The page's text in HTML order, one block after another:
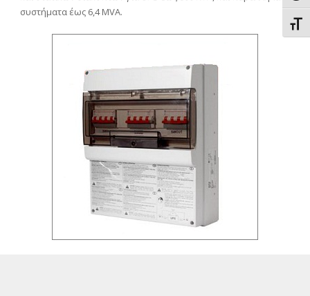
συστήματα έως 6,4 MVA.